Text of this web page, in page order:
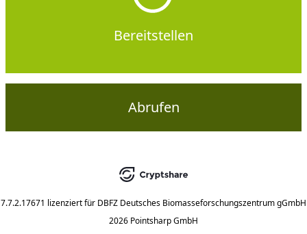
Bereitstellen
Abrufen
7.7.2.17671 lizenziert für DBFZ Deutsches Biomasseforschungszentrum gGmbH
2026 Pointsharp GmbH